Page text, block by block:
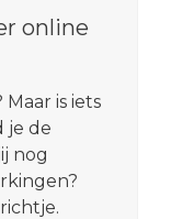
online
is iets
je de
nog